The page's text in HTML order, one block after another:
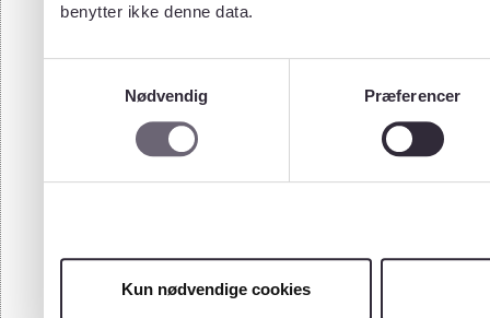
benytter ikke denne data.
Nødvendig
Præferencer
Kun nødvendige cookies
88
90
95
98